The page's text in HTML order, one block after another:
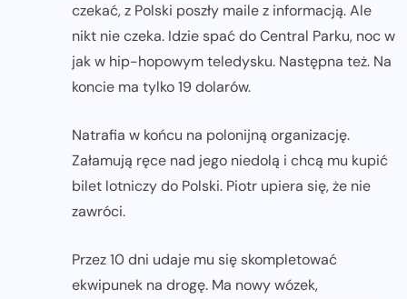
czekać, z Polski poszły maile z informacją. Ale
nikt nie czeka. Idzie spać do Central Parku, noc w
jak w hip-hopowym teledysku. Następna też. Na
koncie ma tylko 19 dolarów.
Natrafia w końcu na polonijną organizację.
Załamują ręce nad jego niedolą i chcą mu kupić
bilet lotniczy do Polski. Piotr upiera się, że nie
zawróci.
Przez 10 dni udaje mu się skompletować
ekwipunek na drogę. Ma nowy wózek,